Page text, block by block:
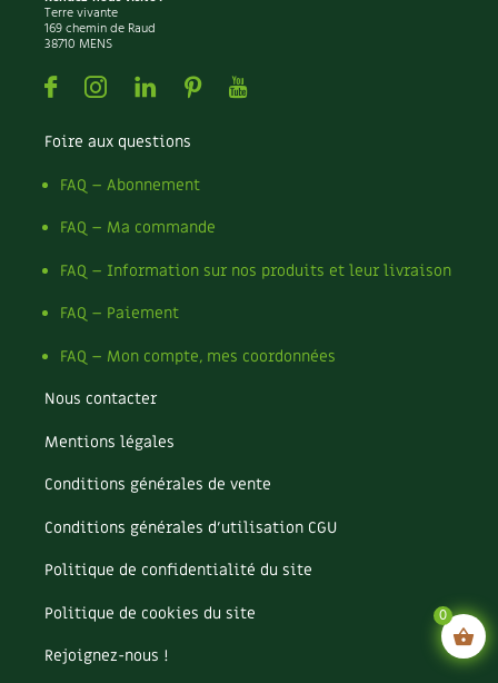
Terre vivante
169 chemin de Raud
38710 MENS
FacebookInstagramLinkedin
PinterestYoutube
Foire aux questions
FAQ – Abonnement
FAQ – Ma commande
FAQ – Information sur nos produits et leur livraison
FAQ – Paiement
FAQ – Mon compte, mes coordonnées
Nous contacter
Mentions légales
Conditions générales de vente
Conditions générales d’utilisation CGU
Politique de confidentialité du site
Politique de cookies du site
Rejoignez-nous !
0